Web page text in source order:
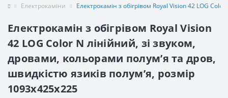
Електрокаміни Електрокамін з обігрівом Royal Vision 42 LOG Color
Електрокамін з обігрівом Royal Vision
42 LOG Color N лінійний, зі звуком,
дровами, кольорами полумʼя та дров,
швидкістю язиків полумʼя, розмір
1093x425x225